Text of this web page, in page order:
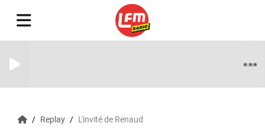
Replay L'invité de Renaud